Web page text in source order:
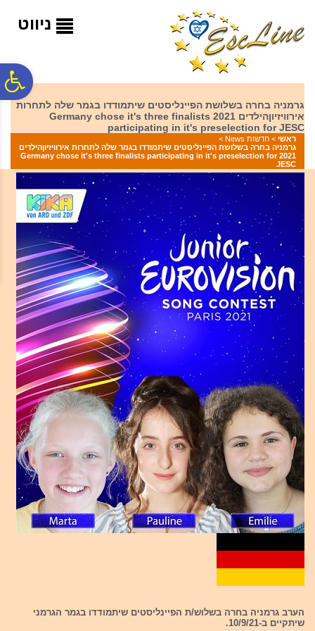
המרכזי
ניווט
גרמניה בחרה בשלושת הפיינליסטים שיתמודדו בגמר שלה לתחרות
אירוויזיוןהילדים 2021 Germany chose it's three finalists
participating in it's preselection for JESC
ראשי > חדשות News
>
גרמניה בחרה בשלושת הפיינליסטים שיתמודדו בגמר שלה לתחרות אירוויזיוןהילדים
2021 Germany chose it's three finalists participating in it's preselection for
JESC
הערב גרמניה בחרה בשלוש/ת הפיינליסטים שיתמודדו בגמר הגרמני
שיתקיים ב-10/9/21.